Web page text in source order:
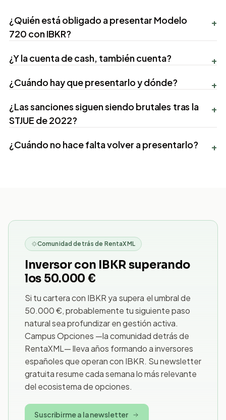
¿Quién está obligado a presentar Modelo
720 con IBKR?
+
¿Y la cuenta de cash, también cuenta?
+
¿Cuándo hay que presentarlo y dónde?
+
¿Las sanciones siguen siendo brutales tras la
STJUE de 2022?
+
¿Cuándo no hace falta volver a presentarlo? +
Comunidad detrás de RentaXML
Inversor con IBKR superando
los 50.000 €
Si tu cartera con IBKR ya supera el umbral de
50.000 €, probablemente tu siguiente paso
natural sea profundizar en gestión activa.
Campus Opciones —la comunidad detrás de
RentaXML— lleva años formando a inversores
españoles que operan con IBKR. Su newsletter
gratuita resume cada semana lo más relevante
del ecosistema de opciones.
Suscribirme a la newsletter